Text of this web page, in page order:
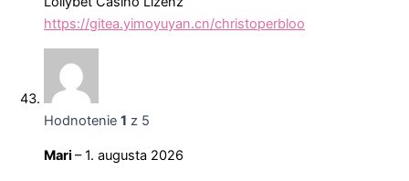
https://gitea.yimoyuyan.cn/christoperbloo
Hodnotenie 1 z 5
Mari – 1. augusta 2026